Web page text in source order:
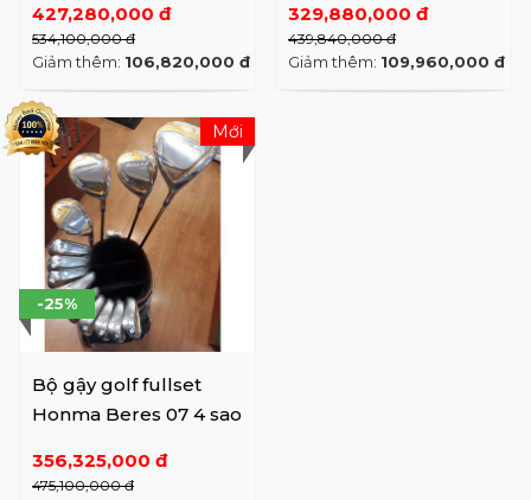
427,280,000 đ
534,100,000 đ
Giảm thêm: 106,820,000 đ
329,880,000 đ
439,840,000 đ
Giảm thêm: 109,960,000 đ
Bộ gậy golf fullset
Honma Beres 07 4 sao
356,325,000 đ
475,100,000 đ
-25%
Mới